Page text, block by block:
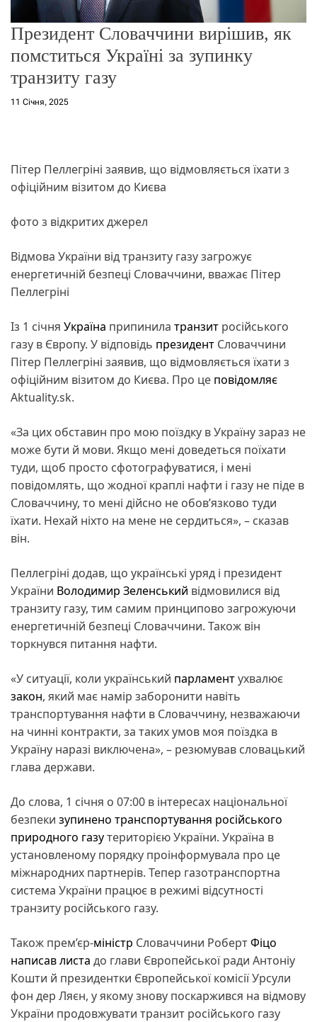
Президент Словаччини вирішив, як
помститься Україні за зупинку
транзиту газу
11 Січня, 2025
Пітер Пеллегріні заявив, що відмовляється їхати з
офіційним візитом до Києва
фото з відкритих джерел
Відмова України від транзиту газу загрожує
енергетичній безпеці Словаччини, вважає Пітер
Пеллегріні
Із 1 січня Україна припинила транзит російського
газу в Європу. У відповідь президент Словаччини
Пітер Пеллегріні заявив, що відмовляється їхати з
офіційним візитом до Києва. Про це повідомляє
Aktuality.sk.
«За цих обставин про мою поїздку в Україну зараз не
може бути й мови. Якщо мені доведеться поїхати
туди, щоб просто сфотографуватися, і мені
повідомлять, що жодної краплі нафти і газу не піде в
Словаччину, то мені дійсно не обов’язково туди
їхати. Нехай ніхто на мене не сердиться», – сказав
він.
Пеллегріні додав, що українські уряд і президент
України Володимир Зеленський відмовилися від
транзиту газу, тим самим принципово загрожуючи
енергетичній безпеці Словаччини. Також він
торкнувся питання нафти.
«У ситуації, коли український парламентухвалює
закон, який має намір заборонити навіть
транспортування нафти в Словаччину, незважаючи
на чинні контракти, за таких умов моя поїздка в
Україну наразі виключена», – резюмував словацький
глава держави.
До слова, 1 січня о 07:00 в інтересах національної
безпеки зупинено транспортування російського
природного газутериторією України. Україна в
установленому порядку проінформувала про це
міжнародних партнерів. Тепер газотранспортна
система України працює в режимі відсутності
транзиту російського газу.
Також прем’єр-міністр Словаччини РобертФіцо
написав листа до глави Європейської ради Антоніу
Кошти й президентки Європейської комісії Урсули
фон дер Ляєн, у якому знову поскаржився на відмову
України продовжувати транзит російського газу